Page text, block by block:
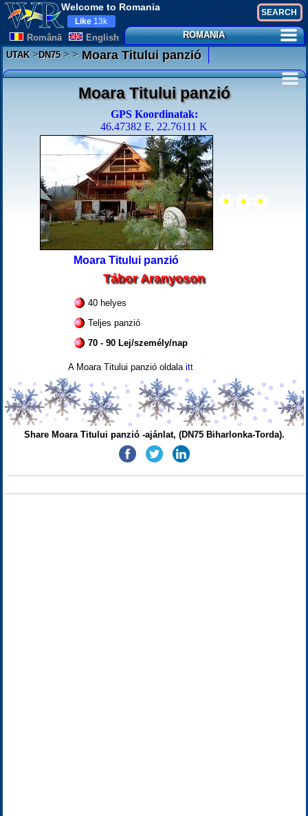
Welcome to Romania
Românã English
Like 13k
ROMANIA
UTAK>DN75>>Moara Titului panzió
Moara Titului panzió
GPS Koordinatak:
46.47382 E, 22.76111 K
Moara Titului panzió
Tábor Aranyoson
40 helyes
Teljes panzió
70 - 90 Lej/személy/nap
A Moara Titului panzió oldala itt
Share Moara Titului panzió -ajánlat, (DN75 Biharlonka-Torda).